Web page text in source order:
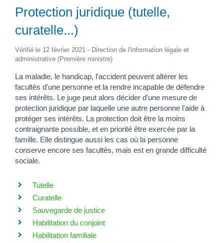
Protection juridique (tutelle,
curatelle...)
Vérifié le 12 février 2021 - Direction de l'information légale et
administrative (Première ministre)
La maladie, le handicap, l'accident peuvent altérer les
facultés d'une personne et la rendre incapable de défendre
ses intérêts. Le juge peut alors décider d'une mesure de
protection juridique par laquelle une autre personne l'aide à
protéger ses intérêts. La protection doit être la moins
contraignante possible, et en priorité être exercée par la
famille. Elle distingue aussi les cas où la personne
conserve encore ses facultés, mais est en grande difficulté
sociale.
Tutelle
Curatelle
Sauvegarde de justice
Habilitation du conjoint
Habilitation familiale